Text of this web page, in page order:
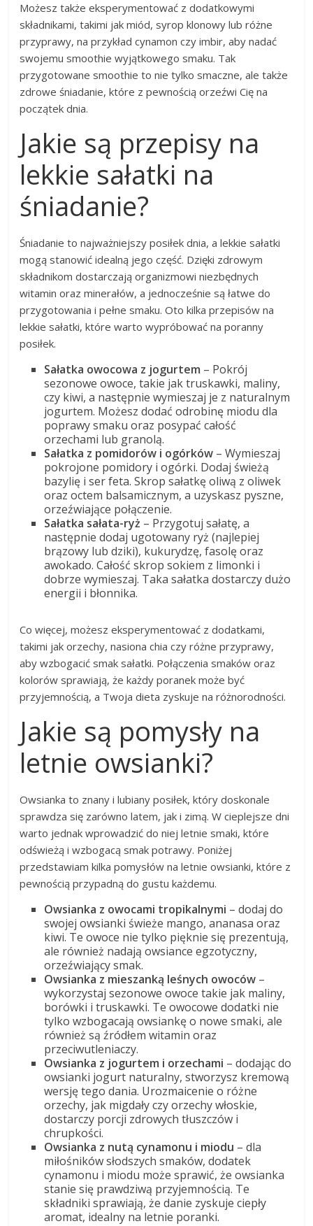
Możesz także eksperymentować z dodatkowymi
składnikami, takimi jak miód, syrop klonowy lub różne
przyprawy, na przykład cynamon czy imbir, aby nadać
swojemu smoothie wyjątkowego smaku. Tak
przygotowane smoothie to nie tylko smaczne, ale także
zdrowe śniadanie, które z pewnością orzeźwi Cię na
początek dnia.
Jakie są przepisy na
lekkie sałatki na
śniadanie?
Śniadanie to najważniejszy posiłek dnia, a lekkie sałatki
mogą stanowić idealną jego część. Dzięki zdrowym
składnikom dostarczają organizmowi niezbędnych
witamin oraz minerałów, a jednocześnie są łatwe do
przygotowania i pełne smaku. Oto kilka przepisów na
lekkie sałatki, które warto wypróbować na poranny
posiłek.
Sałatka owocowa z jogurtem – Pokrój
sezonowe owoce, takie jak truskawki, maliny,
czy kiwi, a następnie wymieszaj je z naturalnym
jogurtem. Możesz dodać odrobinę miodu dla
poprawy smaku oraz posypać całość
orzechami lub granolą.
Sałatka z pomidorów i ogórków – Wymieszaj
pokrojone pomidory i ogórki. Dodaj świeżą
bazylię i ser feta. Skrop sałatkę oliwą z oliwek
oraz octem balsamicznym, a uzyskasz pyszne,
orzeźwiające połączenie.
Sałatka sałata-ryż – Przygotuj sałatę, a
następnie dodaj ugotowany ryż (najlepiej
brązowy lub dziki), kukurydzę, fasolę oraz
awokado. Całość skrop sokiem z limonki i
dobrze wymieszaj. Taka sałatka dostarczy dużo
energii i błonnika.
Co więcej, możesz eksperymentować z dodatkami,
takimi jak orzechy, nasiona chia czy różne przyprawy,
aby wzbogacić smak sałatki. Połączenia smaków oraz
kolorów sprawiają, że każdy poranek może być
przyjemnością, a Twoja dieta zyskuje na różnorodności.
Jakie są pomysły na
letnie owsianki?
Owsianka to znany i lubiany posiłek, który doskonale
sprawdza się zarówno latem, jak i zimą. W cieplejsze dni
warto jednak wprowadzić do niej letnie smaki, które
odświeżą i wzbogacą smak potrawy. Poniżej
przedstawiam kilka pomysłów na letnie owsianki, które z
pewnością przypadną do gustu każdemu.
Owsianka z owocami tropikalnymi – dodaj do
swojej owsianki świeże mango, ananasa oraz
kiwi. Te owoce nie tylko pięknie się prezentują,
ale również nadają owsiance egzotyczny,
orzeźwiający smak.
Owsianka z mieszanką leśnych owoców –
wykorzystaj sezonowe owoce takie jak maliny,
borówki i truskawki. Te owocowe dodatki nie
tylko wzbogacają owsiankę o nowe smaki, ale
również są źródłem witamin oraz
przeciwutleniaczy.
Owsianka z jogurtem i orzechami – dodając do
owsianki jogurt naturalny, stworzysz kremową
wersję tego dania. Urozmaicenie o różne
orzechy, jak migdały czy orzechy włoskie,
dostarczy porcji zdrowych tłuszczów i
chrupkości.
Owsianka z nutą cynamonu i miodu – dla
miłośników słodszych smaków, dodatek
cynamonu i miodu może sprawić, że owsianka
stanie się prawdziwą przyjemnością. Te
składniki sprawiają, że danie zyskuje ciepły
aromat, idealny na letnie poranki.